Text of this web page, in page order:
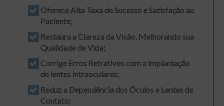
Oferece Alta Taxa de Sucesso e Satisfação ao
Paciente;
Restaura a Clareza da Visão, Melhorando sua
Qualidade de Vida;
Corrige Erros Refrativos com a implantação
de lentes intraoculares;
Reduz a Dependência dos Óculos e Lentes de
Contato;